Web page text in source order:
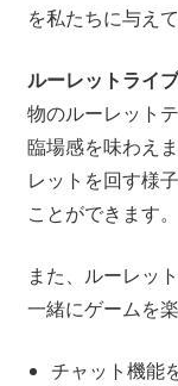
を私たちに与え
ルーレットライ
物のルーレット
臨場感を味わえ
レットを回す様
ことができます。
また、ルーレッ
一緒にゲームを
チャット機能